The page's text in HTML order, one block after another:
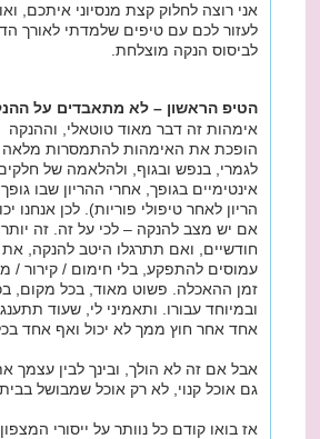
אני רוצה לחלוק קצת מנסיוני איתכם,
לעזור לכם עם טיפים שלמדתי לאורך
לביסוס הנקה מוצלחת.
הטיפ הראשון – לא מתאבדים על
אימהות זה דבר מאוד טוטאלי, וההנקה
הופכת את האימהות להתמסרות מלאה
לגמרי, בנפש ובגוף, ולהלאמה של
אינטימיים בגופך, אחרי ההריון שבו
הריון לאחר טיפולי פוריות). לכן
אם יש מצב להנקה – לכי על זה. זה יותר
חודשיים, ואם תתרגלו היטב להנקה, את
עמוסים להתפקע, בלי חימום / קירור /
זמן ההאכלה. פשוט מאוד, בכל מקום,
ובמיוחד עבורו. ותאמיני לי, שעוד
אחד אחר חוץ ממך לא יכול ואף אחד
אבל אם זה לא הולך, ובינך לבין
גם אוכל קנוי, לא רק אוכל שמבושל
אז בואו קודם כל נוותר על ייסורי